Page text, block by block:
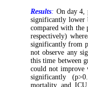
Results:On day
significantly
compared with
respectively)
significantly
not observe any
this time
could not
significantly
mortality and